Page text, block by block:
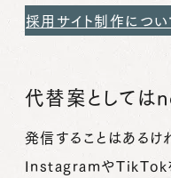
採用サイト制作につい
代替案として
発信することはある
InstagramやTikTokを